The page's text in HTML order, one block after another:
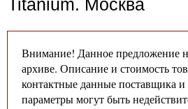
Titanium. Москва
Внимание! Данное предложение
архиве. Описание и стоимость
контактные данные поставщика и
параметры могут быть